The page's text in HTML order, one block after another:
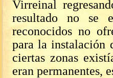
Virreinal
resultado no se
reconocidos no
para la instalación
ciertas zonas
eran permanentes,